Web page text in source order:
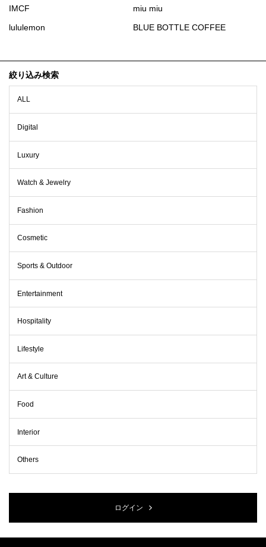
IMCF
miu miu
lululemon
BLUE BOTTLE COFFEE
絞り込み検索
ALL
Digital
Luxury
Watch & Jewelry
Fashion
Cosmetic
Sports & Outdoor
Entertainment
Hospitality
Lifestyle
Art & Culture
Food
Interior
Others
ログイン